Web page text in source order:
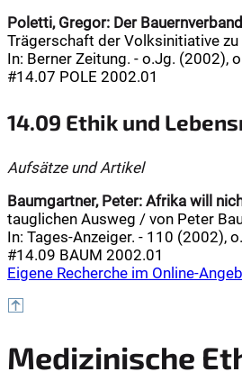
Poletti, Gregor: Der
Trägerschaft der Volksinitiative
In: Berner Zeitung. - o.Jg. (2002),
#14.07 POLE 2002.01
14.09 Ethik und
Aufsätze und Artikel
Baumgartner, Peter: Afrika will
tauglichen Ausweg / von Peter
In: Tages-Anzeiger. - 110 (2002),
#14.09 BAUM 2002.01
Eigene Recherche im Online-
Medizinische